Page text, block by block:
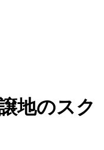
地のスク